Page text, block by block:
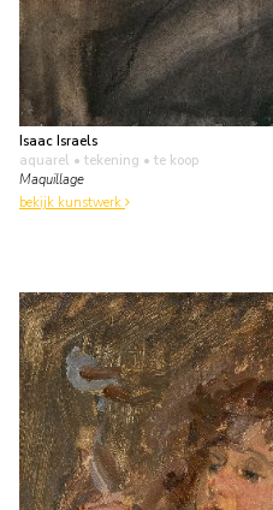
Isaac Israels
aquarel • tekening • te koop
Maquillage
bekijk kunstwerk